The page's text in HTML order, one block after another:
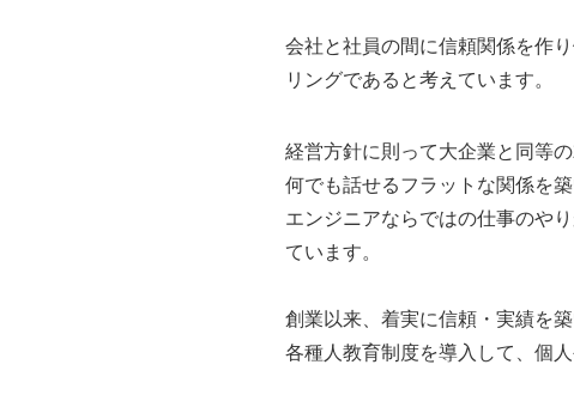
会社と社員の間に信頼関係を作
リングであると考えています。
経営方針に則って大企業と同等
何でも話せるフラットな関係を
エンジニアならではの仕事のや
ています。
創業以来、着実に信頼・実績を
各種人教育制度を導入して、個